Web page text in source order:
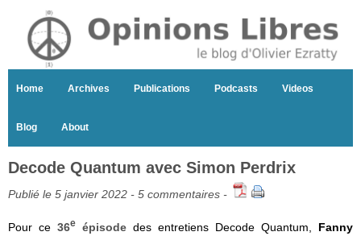
Home Archives Publications Podcasts Videos
Blog About
Decode Quantum avec Simon Perdrix
Publié le 5 janvier 2022 - 5 commentaires -
Pour ce 36e épisode des entretiens Decode Quantum, Fanny